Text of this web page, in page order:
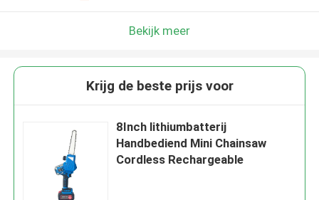
Bekijk meer
Krijg de beste prijs voor
8Inch lithiumbatterij
Handbediend Mini Chainsaw
Cordless Rechargeable